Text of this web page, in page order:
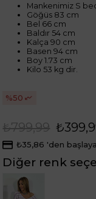
Mankenimiz S
Göğüs 83 cm
Bel 66 cm
Baldır 54 cm
Kalça 90 cm
Basen 94 cm
Boy 1.73 cm
Kilo 53 kg dir.
50
₺799,99
₺35,86 'den
Diğer renk